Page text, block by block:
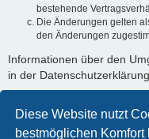
Diese Website nutzt
bestmöglichen
bestehende
Die Änderungen gelten
den Änderungen
Informationen über den
in der